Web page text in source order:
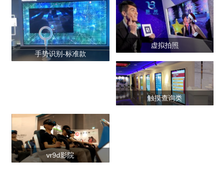
手势识别-标准款
虚拟拍照
触摸查询类
vr9d影院